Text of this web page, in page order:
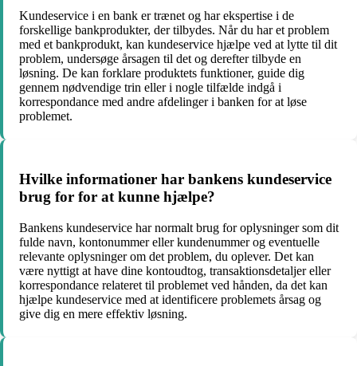
Kundeservice i en bank er trænet og har ekspertise i de
forskellige bankprodukter, der tilbydes. Når du har et problem
med et bankprodukt, kan kundeservice hjælpe ved at lytte til dit
problem, undersøge årsagen til det og derefter tilbyde en
løsning. De kan forklare produktets funktioner, guide dig
gennem nødvendige trin eller i nogle tilfælde indgå i
korrespondance med andre afdelinger i banken for at løse
problemet.
Hvilke informationer har bankens kundeservice
brug for for at kunne hjælpe?
Bankens kundeservice har normalt brug for oplysninger som dit
fulde navn, kontonummer eller kundenummer og eventuelle
relevante oplysninger om det problem, du oplever. Det kan
være nyttigt at have dine kontoudtog, transaktionsdetaljer eller
korrespondance relateret til problemet ved hånden, da det kan
hjælpe kundeservice med at identificere problemets årsag og
give dig en mere effektiv løsning.